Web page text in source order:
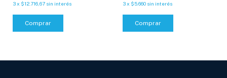
3x $12.716,67 sin interés 3 x $5.660 sin interés
Comprar